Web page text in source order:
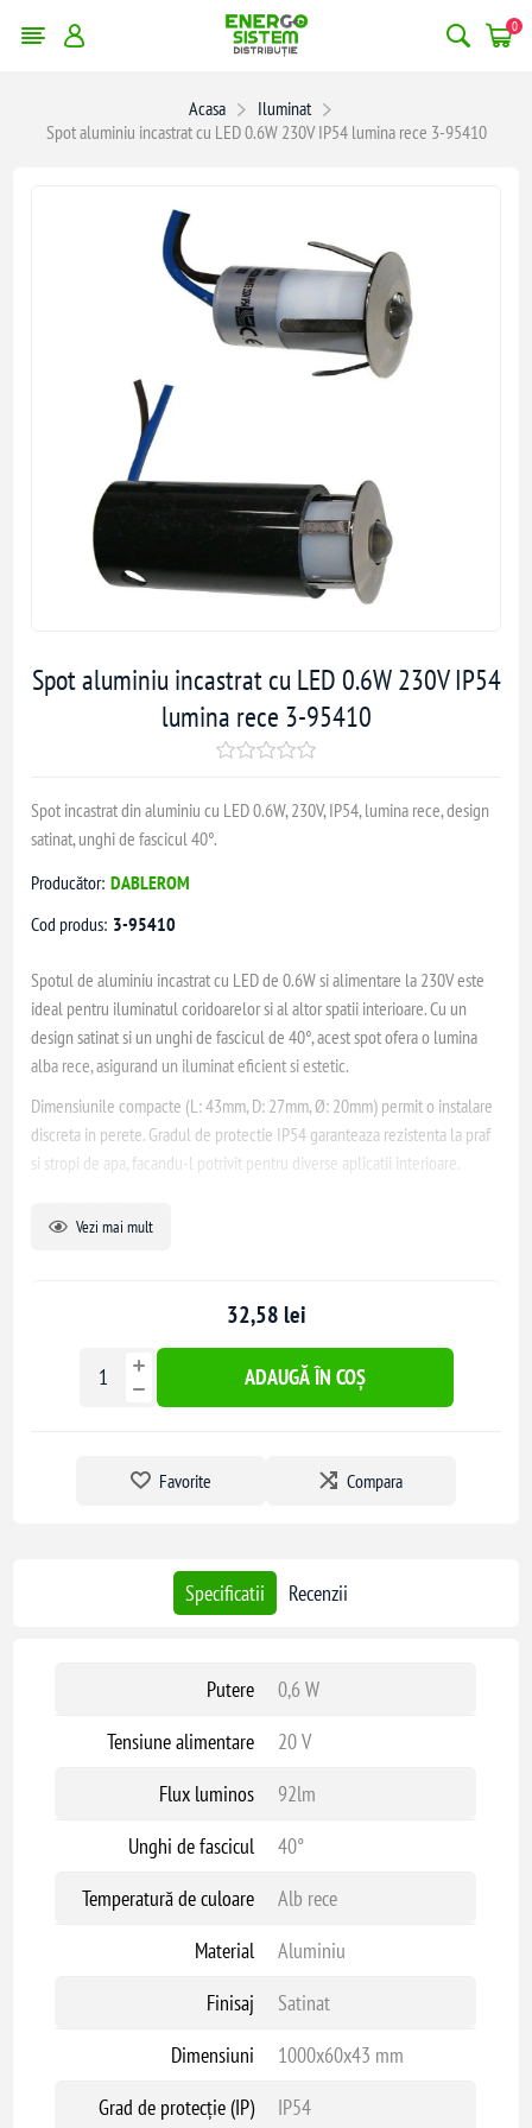
0
Acasa
Iluminat
Spot aluminiu incastrat cu LED 0.6W 230V IP54 lumina rece 3-95410
Spot aluminiu incastrat cu LED 0.6W 230V IP54
lumina rece 3-95410
Spot incastrat din aluminiu cu LED 0.6W, 230V, IP54, lumina rece, design
satinat, unghi de fascicul 40°.
Producător: DABLEROM
Cod produs: 3-95410
Spotul de aluminiu incastrat cu LED de 0.6W si alimentare la 230V este
ideal pentru iluminatul coridoarelor si al altor spatii interioare. Cu un
design satinat si un unghi de fascicul de 40°, acest spot ofera o lumina
alba rece, asigurand un iluminat eficient si estetic.
Dimensiunile compacte (L: 43mm, D: 27mm, Ø: 20mm) permit o instalare
discreta in perete. Gradul de protectie IP54 garanteaza rezistenta la praf
si stropi de apa, facandu-l potrivit pentru diverse aplicatii interioare.
recomandat pentru instalare in podea.
Vezi mai mult
32,58 lei
ADAUGĂ ÎN COȘ
Favorite Compara
Specificatii Recenzii
Putere
0,6 W
Tensiune alimentare
20 V
Flux luminos
92lm
Unghi de fascicul
40°
Temperatură de culoare
Alb rece
Material
Aluminiu
Finisaj
Satinat
Dimensiuni
1000x60x43 mm
Grad de protecție (IP)
IP54